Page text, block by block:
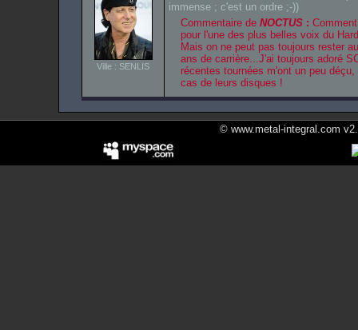
Ville : SENLIS
immense ; c'est un ordre ;-))
Commentaire de NOCTUS :
pour l'une des plus belles voix du
Mais on ne peut pas toujours rester
ans de carrière...J'ai toujours adoré
récentes tournées m'ont un peu
cas de leurs disques !
© www.metal-integral.com